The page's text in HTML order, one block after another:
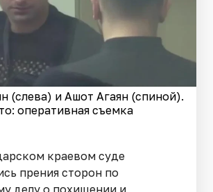
(слева) и Ашот Агаян (спиной).
оперативная съемка
краевом суде
прения сторон по
делу о похищении и